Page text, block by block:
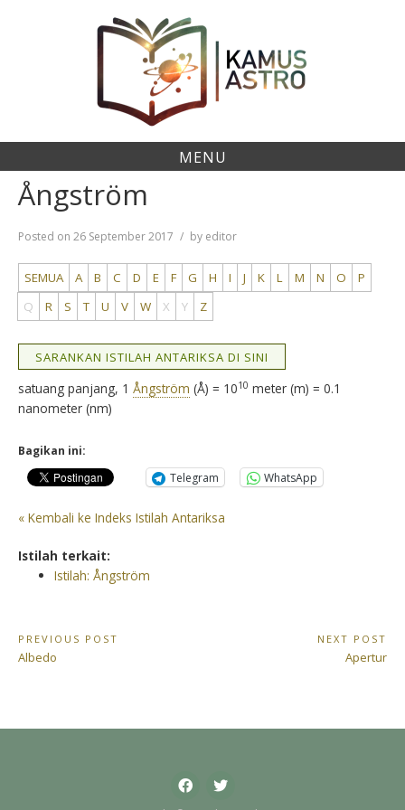
MENU
Ångström
Posted on 26 September 2017 by editor
SEMUA A B C D E F G H I J K L M N O
P
Q
R S T U V W X Y Z
SARANKAN ISTILAH ANTARIKSA DI SINI
satuang panjang, 1 Ångström (Å) = 1010 meter (m) = 0.1
nanometer (nm)
Bagikan ini:
Telegram
WhatsApp
« Kembali ke Indeks Istilah Antariksa
Istilah terkait:
Istilah: Ångström
Navigasi
pos
PREVIOUS POST
Previous
Albedo
NEXT POST
Next
Apertur
FacebookTwitter